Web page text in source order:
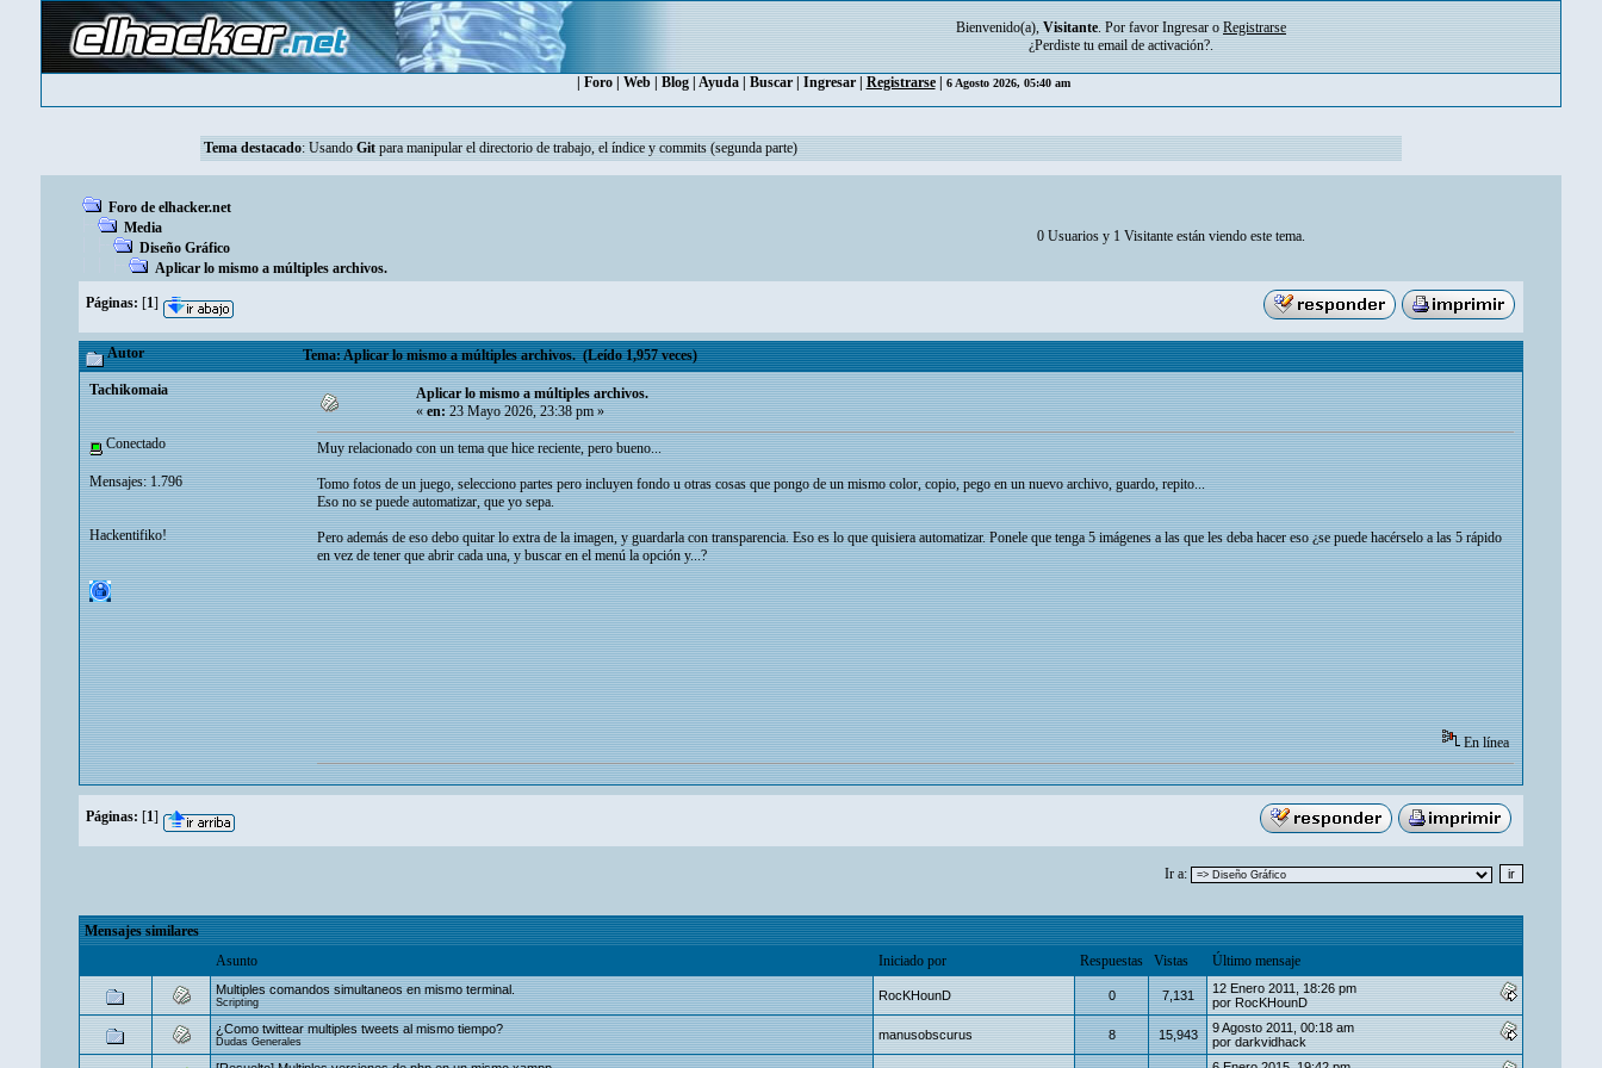
Bienvenido(a), Visitante. Por favor Ingresar o Registrarse
¿Perdiste tu email de activación?.
Foro| Web| Blog| Ayuda| Buscar| Ingresar| Registrarse| 6 Agosto 2026, 05:40 am
Tema destacado: Usando Git para manipular el directorio de trabajo, el índice y commits (segunda parte)
Foro de elhacker.net
Media
Diseño Gráfico
Aplicar lo mismo a múltiples archivos.
0 Usuarios y 1 Visitante están viendo este tema.
Páginas: [1]
Autor Tema: Aplicar lo mismo a múltiples archivos. (Leído 1,957 veces)
Tachikomaia
Conectado
Mensajes: 1.796
Hackentifiko!
Aplicar lo mismo a múltiples archivos.
«en:23 Mayo 2026, 23:38 pm »
Muy relacionado con un tema que hice reciente, pero bueno...
Tomo fotos de un juego, selecciono partes pero incluyen fondo u otras cosas que pongo de un mismo color, copio, pego en un nuevo archivo, guardo, repito...
Eso no se puede automatizar, que yo sepa.
Pero además de eso debo quitar lo extra de la imagen, y guardarla con transparencia. Eso es lo que quisiera automatizar. Ponele que tenga 5 imágenes a las que les deba hacer eso ¿se puede hacérselo a las 5 rápido
en vez de tener que abrir cada una, y buscar en el menú la opción y...?
En línea
Páginas: [1]
Ir a:
Mensajes similares
Asunto
Iniciado por Respuestas Vistas Último mensaje
Multiples comandos simultaneos en mismo terminal.
Scripting RocKHounD 0 7,131
12 Enero 2011, 18:26 pm
por RocKHounD
¿Como twittear multiples tweets al mismo tiempo?
Dudas Generales manusobscurus 8 15,943
9 Agosto 2011, 00:18 am
por darkvidhack